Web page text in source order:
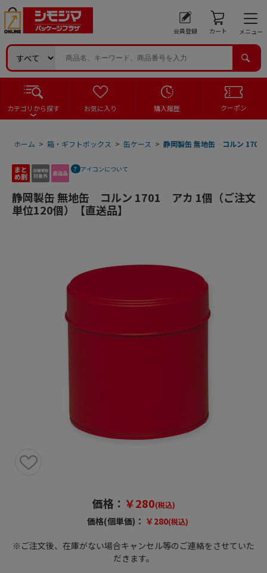
会員登録 カート メニュー
カテゴリから探す お気に入り 購入履歴 クーポン
ホーム > 箱・ギフトボックス > 缶ケース > 静岡製缶 無地缶 コルン 1701
アイコンについて
静岡製缶 無地缶 コルン 1701 アカ 1個（ご注文
単位120個）【直送品】
価格： ￥280(税込)
価格(個単価)： ￥280(税込)
※ご注文後、在庫がない場合キャンセル等のご連絡をさせていた
だきます。